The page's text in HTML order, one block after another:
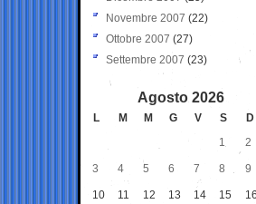
Novembre 2007 (22)
Ottobre 2007 (27)
Settembre 2007 (23)
Agosto 2026
L M M G V S
D
1
2
3 4 5 6 7 8 9
10 11 12 13 14 15 16